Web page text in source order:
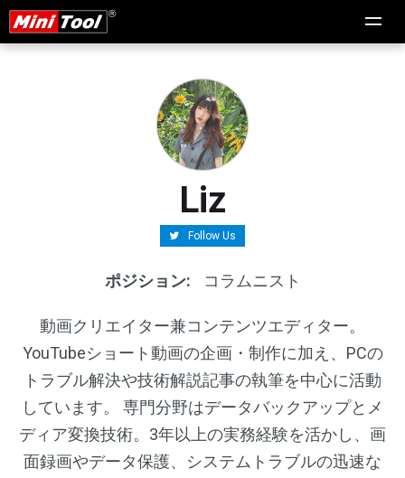
Liz
Follow Us
ポジション: コラムニスト
動画クリエイター兼コンテンツエディター。
YouTubeショート動画の企画・制作に加え、PCの
トラブル解決や技術解説記事の執筆を中心に活動
しています。 専門分野はデータバックアップとメ
ディア変換技術。3年以上の実務経験を活かし、画
面録画やデータ保護、システムトラブルの迅速な